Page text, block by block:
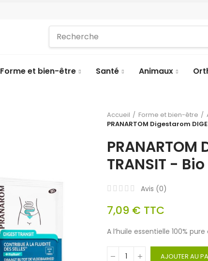
Forme et bien-être Santé Animaux
Accueil Forme et bien-être
PRANARTOM Digestarom
TRANSIT -
Avis (0)
7,09 € TTC
A l’huile essentielle 100%
AJOUTER AU